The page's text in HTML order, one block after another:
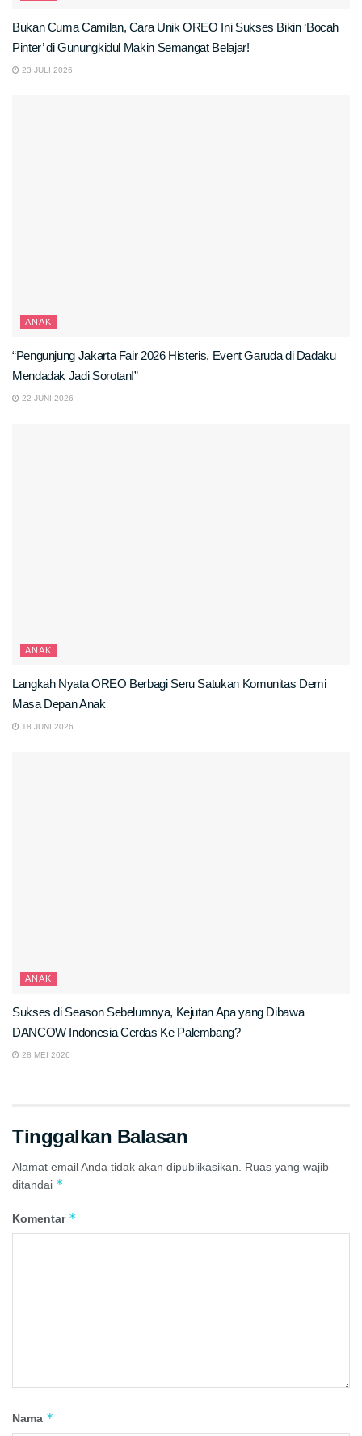
Bukan Cuma Camilan, Cara Unik OREO Ini Sukses Bikin ‘Bocah
Pinter’ di Gunungkidul Makin Semangat Belajar!
23 JULI 2026
ANAK
“Pengunjung Jakarta Fair 2026 Histeris, Event Garuda di Dadaku
Mendadak Jadi Sorotan!”
22 JUNI 2026
ANAK
Langkah Nyata OREO Berbagi Seru Satukan Komunitas Demi
Masa Depan Anak
18 JUNI 2026
ANAK
Sukses di Season Sebelumnya, Kejutan Apa yang Dibawa
DANCOW Indonesia Cerdas Ke Palembang?
28 MEI 2026
Tinggalkan Balasan
Alamat email Anda tidak akan dipublikasikan.
Ruas yang wajib
ditandai *
Komentar *
Nama *